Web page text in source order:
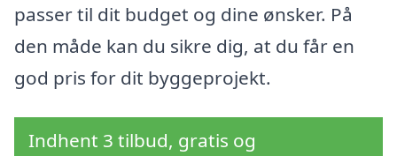
passer til dit budget og dine ønsker. På
den måde kan du sikre dig, at du får en
god pris for dit byggeprojekt.
Indhent 3 tilbud, gratis og